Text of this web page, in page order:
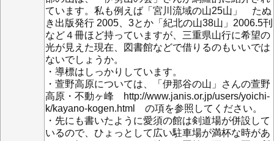
ています。私も例えば「宮川流域の山25山」 たぬ
き出版発行 2005、3とか「紀北の山38山」2006.5刊
など４冊ほど持っていますが、三重県山行に希望の
光が見えた現在、図書館などで借りるのもいいでは
ないでしょうか。
・導標はしっかりしています。
・萱野高原については、「伊那谷の山」さんの萱野
高原・不動ヶ峰 http://www.janis.or.jp/users/yoichi-
k/kayano-kogen.html の項を参照してください。
・先にも書いたように愛須の館は剣道場が併設して
いるので、ひょっとして広い駐車場が満杯な時があ